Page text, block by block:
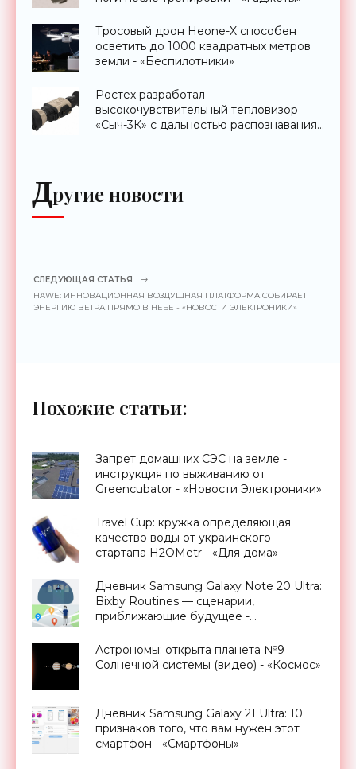
Тросовый дрон Heone-X способен
осветить до 1000 квадратных метров
земли - «Беспилотники»
Ростех разработал
высокочувствительный тепловизор
«Сыч-3К» с дальностью распознавания
Другие новости
СЛЕДУЮЩАЯ СТАТЬЯ
HAWE: ИННОВАЦИОННАЯ ВОЗДУШНАЯ ПЛАТФОРМА СОБИРАЕТ
ЭНЕРГИЮ ВЕТРА ПРЯМО В НЕБЕ - «НОВОСТИ ЭЛЕКТРОНИКИ»
Похожие статьи:
Запрет домашних СЭС на земле -
инструкция по выживанию от
Greencubator - «Новости Электроники»
Travel Cup: кружка определяющая
качество воды от украинского
стартапа H2OMetr - «Для дома»
Дневник Samsung Galaxy Note 20 Ultra:
Bixby Routines — сценарии,
приближающие будущее -
Астрономы: открыта планета №9
Солнечной системы (видео) - «Космос»
Дневник Samsung Galaxy 21 Ultra: 10
признаков того, что вам нужен этот
смартфон - «Смартфоны»